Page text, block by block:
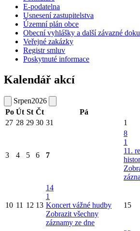
E-podatelna
Usnesení zastupitelstva
Územní plán obce
Obecní vyhlášky a další závazné
Veřejné zakázky
Registr smluv
Poskytnuté informace
Kalendář akcí
Srpen2026
Po Út St Čt Pá
27 28 29 30 31 1
3 4 5 6 7
8
1
11.
10 11 12 13
14
1
Koncert vážné hudby
Zobrazit všechny
záznamy ze dne
15